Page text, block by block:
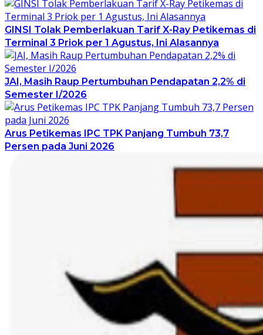
GINSI Tolak Pemberlakuan Tarif X-Ray Petikemas di
Terminal 3 Priok per 1 Agustus, Ini Alasannya
JAI, Masih Raup Pertumbuhan Pendapatan 2,2% di
Semester I/2026
Arus Petikemas IPC TPK Panjang Tumbuh 73,7
Persen pada Juni 2026